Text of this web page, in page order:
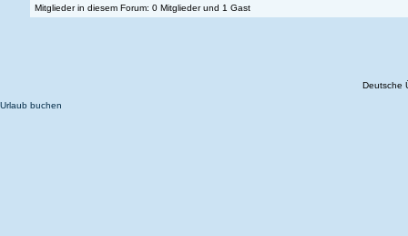
Mitglieder in diesem Forum: 0 Mitglieder und 1 Gast
Deutsche
Urlaub buchen